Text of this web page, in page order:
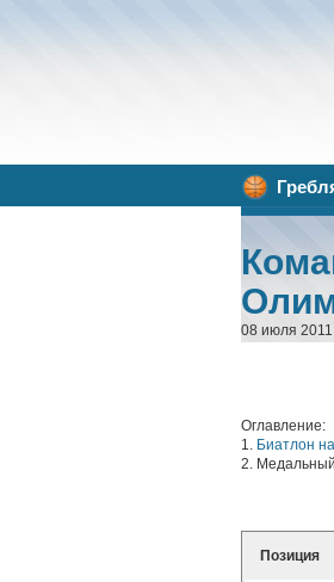
08 июля 2011
Оглавление:
1. Биатлон
2.
Позиция